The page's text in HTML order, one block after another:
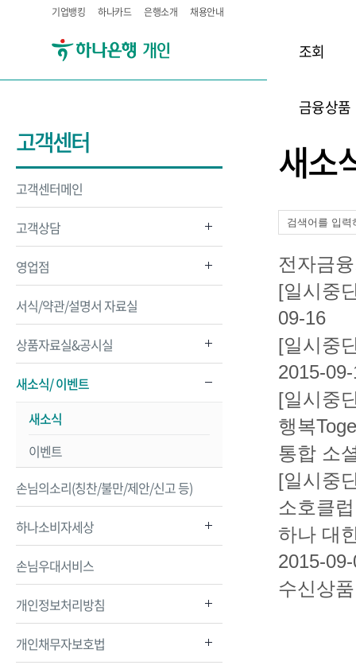
기업뱅킹 하나카드 은행소개 채용안내
조회
금융상품
고객센터
고객센터메인
고객상담
영업점
서식/약관/설명서 자료실
상품자료실&공시실
새소식/ 이벤트
새소식
이벤트
손님의소리(칭찬/불만/제안/신고 등)
하나소비자세상
손님우대서비스
개인정보처리방침
개인채무자보호법
새소
전자금
[일시중
09-16
[일시중
2015-
[일시중
행복
통합 소
[일시중
소호클
하나 대
2015-
수신상